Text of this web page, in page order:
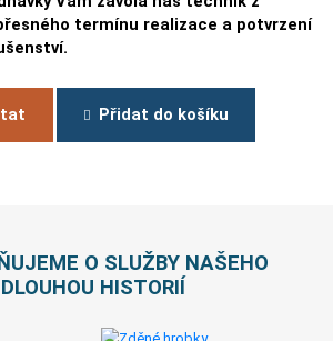
termínu realizace a potvrzení
Přidat do košíku
O SLUŽBY NAŠEHO
HISTORIÍ